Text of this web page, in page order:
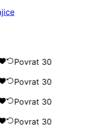
Povrat 30
Povrat 30
Povrat 30
Povrat 30